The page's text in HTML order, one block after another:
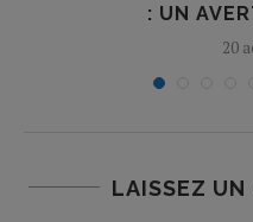
: UN
20
LAISSEZ UN